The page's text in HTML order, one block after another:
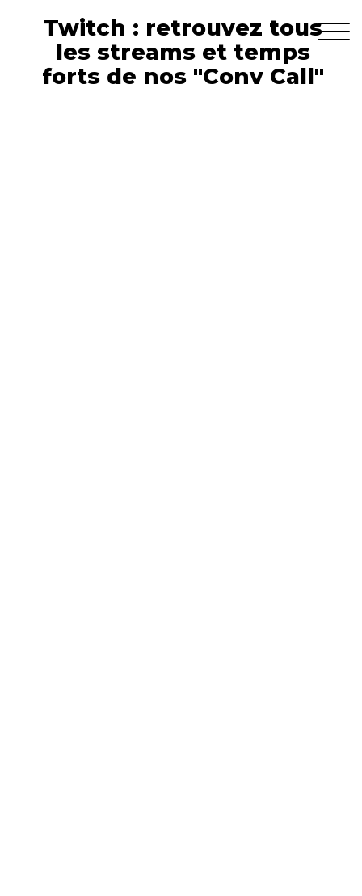
Twitch : retrouvez tous
les streams et temps
forts de nos "Conv Call"